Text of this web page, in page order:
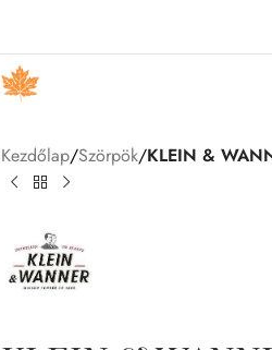
Kezdőlap/Szörpök/KLEIN &